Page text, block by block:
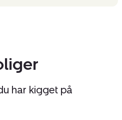
har kigget på